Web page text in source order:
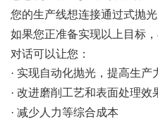
您的生产线想连接通过式抛
如果您正准备实现以上目标
对话可以让您：
· 实现自动化抛光，提高生产
· 改进磨削工艺和表面处理效
· 减少人力等综合成本